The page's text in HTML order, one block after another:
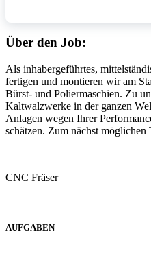
Über den Job:
Als inhabergeführtes,
fertigen und montieren wir am
Bürst- und Poliermaschien. Zu
Kaltwalzwerke in der ganzen
Anlagen wegen Ihrer
schätzen. Zum nächst
CNC Fräser
AUFGABEN